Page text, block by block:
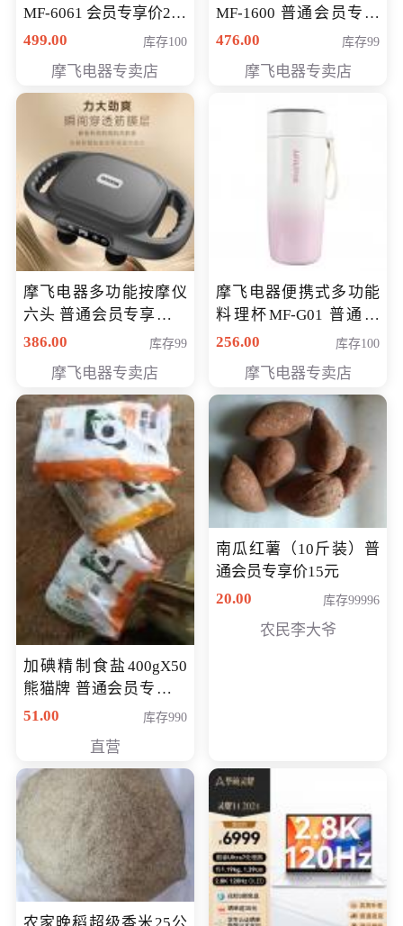
MF-6061 会员专享价299
元
499.00 库存100
摩飞电器专卖店
MF-1600 普通会员专享
价298元
476.00 库存99
摩飞电器专卖店
摩飞电器多功能按摩仪
六头 普通会员专享价格
199元
386.00 库存99
摩飞电器专卖店
摩飞电器便携式多功能
料理杯MF-G01 普通会
员专享价格118元
256.00 库存100
摩飞电器专卖店
加碘精制食盐400gX50
熊猫牌 普通会员专享价
格50元
51.00 库存990
直营
南瓜红薯（10斤装）普
通会员专享价15元
20.00
库存99996
农民李大爷